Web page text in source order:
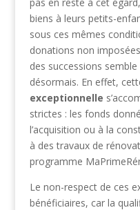
biens à leurs petits-
sous ces mêmes
donations non
des successions semble
désormais. En effet,
exceptionnelle
strictes : les fonds
l’acquisition ou à la
à des travaux de
programme
Le non-respect de ces
bénéficiaires, car la